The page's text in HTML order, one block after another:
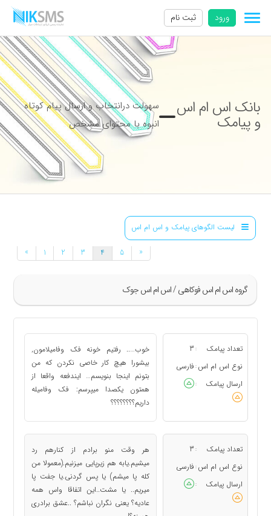
ورود ثبت نام
بانک اس ام اس
و پیامک
سهولت درانتخاب و ارسال پیام کوتاه
انبوه با محتوای مشخص
لیست الگوهای پیامک و اس ام اس
گروه اس ام اس فوکاهی / اس ام اس جوک
» 1 2 3 4 5 «
تعداد پیامک :
3
نوع اس ام اس : فارسی
ارسال پیامک
:
خوب….. رفتیم خونه فک وفامیلامون,
بیشورا هیچ کار خاصی نکردن که من
بتونم اینجا بنویسم… ایندفعه واقعا از
همتون یکصدا میپرسم: فک وفامیله
داریم؟؟؟؟؟؟؟؟
تعداد پیامک :
3
نوع اس ام اس : فارسی
ارسال پیامک
:
هر وقت منو برادم از کنارهم رد
میشیم.یابه هم زیرپایی میزنیم.(معمولا من
کله پا میشم) یا پس گردنی.یا جفت پا
میریم.. یا مشت..این اتفاقا واس همه
عادیه؟ یعنی نگران نباشم؟ ..عشق برادری